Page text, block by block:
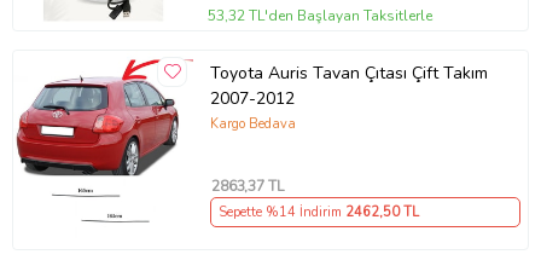
53,32 TL'den Başlayan Taksitlerle
Toyota Auris Tavan Çıtası Çift Takım
2007-2012
Kargo Bedava
2863,37 TL
Sepette %14 İndirim 2462,50 TL